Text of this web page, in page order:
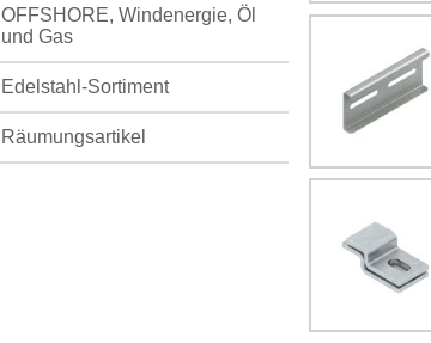
OFFSHORE, Windenergie, Öl
und Gas
Edelstahl-Sortiment
Räumungsartikel